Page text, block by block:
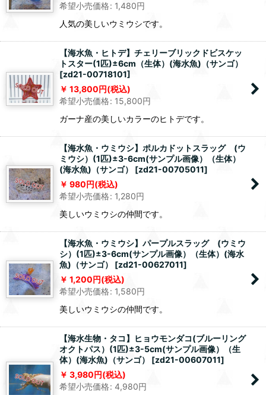
希望小売価格: 1,480円
人気の美しいウミウシです。
【海水魚・ヒトデ】チェリーブリックドビスケッ
トスター(1匹)±6cm（生体）(海水魚)（サンゴ）
[zd21-00718101]
13,800円(税込)
希望小売価格: 15,800円
ガーナ産の美しいカラーのヒトデです。
【海水魚・ウミウシ】ポルカドットスラッグ (ウ
ミウシ）(1匹)±3-6cm(サンプル画像）（生体）
(海水魚)（サンゴ）
[zd21-00705011]
980円(税込)
希望小売価格: 1,280円
美しいウミウシの仲間です。
【海水魚・ウミウシ】パープルスラッグ (ウミウ
シ）(1匹)±3-6cm(サンプル画像）（生体）(海水
魚)（サンゴ）
[zd21-00627011]
1,200円(税込)
希望小売価格: 1,580円
美しいウミウシの仲間です。
【海水生物・タコ】ヒョウモンダコ(ブルーリング
オクトパス）(1匹)±3-5cm(サンプル画像）（生
体）(海水魚)（サンゴ）
[zd21-00607011]
3,980円(税込)
希望小売価格: 4,980円